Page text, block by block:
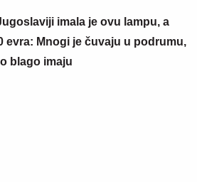
imala je ovu lampu, a
evra: Mnogi je čuvaju u podrumu,
blago imaju